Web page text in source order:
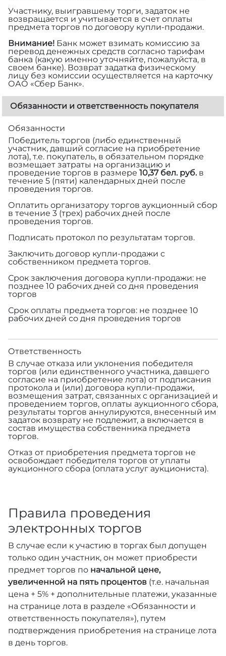
Участнику, выигравшему торги, задаток не
возвращается и учитывается в счет оплаты
предмета торгов по договору купли-продажи.
Внимание! Банк может взимать комиссию за
перевод денежных средств согласно тарифам
банка (какую именно уточняйте, пожалуйста, в
своем банке). Возврат задатка физическому
лицу без комиссии осуществляется на карточку
ОАО «Сбер Банк».
Обязанности и ответственность покупателя
Обязанности
Победитель торгов (либо единственный
участник, давший согласие на приобретение
лота), т.е. покупатель, в обязательном порядке
возмещает затраты на организацию и
проведение торгов в размере 10,37 бел. руб.в
течение 5 (пяти) календарных дней после
проведения торгов.
Оплатить организатору торгов аукционный сбор
в течение 3 (трех) рабочих дней после
проведения торгов.
Подписать протокол по результатам торгов.
Заключить договор купли-продажи с
собственником предмета торгов.
Срок заключения договора купли-продажи: не
позднее 10 рабочих дней со дня проведения
торгов
Срок оплаты предмета торгов: не позднее 10
рабочих дней со дня проведения торгов
Ответственность
В случае отказа или уклонения победителя
торгов (или единственного участника, давшего
согласие на приобретение лота) от подписания
протокола и (или) договора купли-продажи,
возмещения затрат, связанных с организацией и
проведением торгов, оплаты аукционного сбора,
результаты торгов аннулируются, внесенный им
задаток возврату не подлежит, а включается в
состав имущества собственника предмета
торгов.
Отказ от приобретения предмета торгов не
освобождает победителя торгов от уплаты
аукционного сбора (оплата услуг аукциониста).
Правила проведения
электронных торгов
В случае если к участию в торгах был допущен
только один участник, он может приобрести
предмет торгов по начальной цене,
увеличенной на пять процентов (т.е. начальная
цена + 5% + дополнительные платежи, указанные
на странице лота в разделе «Обязанности и
ответственность покупателя»), путем
подтверждения приобретения на странице лота
в день торгов.